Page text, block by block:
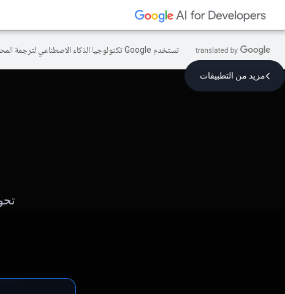
تستخدم Google تكنولوجيا الذكاء الاصطناعي لترجمة المحتوى إلى لغتك المفضّلة، وقد تتضمّن بعض الأخطاء.
مزيد من التطبيقات